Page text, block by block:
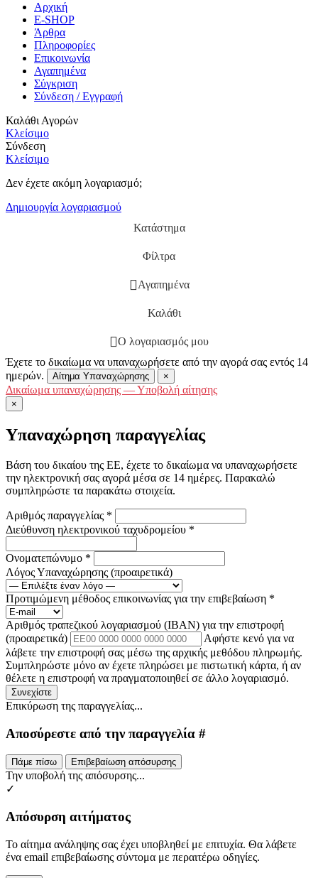
Αρχική
E-SHOP
Άρθρα
Πληροφορίες
Επικοινωνία
Αγαπημένα
Σύγκριση
Σύνδεση / Εγγραφή
Καλάθι Αγορών
Κλείσιμο
Σύνδεση
Κλείσιμο
Δεν έχετε ακόμη λογαριασμό;
Δημιουργία λογαριασμού
Κατάστημα
Φίλτρα
Αγαπημένα
Καλάθι
Ο λογαριασμός μου
Έχετε το δικαίωμα να υπαναχωρήσετε από την αγορά σας εντός 14
ημερών.
Αίτημα Υπαναχώρησης ×
Δικαίωμα υπαναχώρησης — Υποβολή αίτησης
×
Υπαναχώρηση παραγγελίας
Βάση του δικαίου της ΕΕ, έχετε το δικαίωμα να υπαναχωρήσετε
την ηλεκτρονική σας αγορά μέσα σε 14 ημέρες. Παρακαλώ
συμπληρώστε τα παρακάτω στοιχεία.
Αριθμός παραγγελίας *
Διεύθυνση ηλεκτρονικού ταχυδρομείου *
Ονοματεπώνυμο *
Λόγος Υπαναχώρησης (προαιρετικά)
Προτιμώμενη μέθοδος επικοινωνίας για την επιβεβαίωση *
Αριθμός τραπεζικού λογαριασμού (IBAN) για την επιστροφή
(προαιρετικά)
Αφήστε κενό για να
λάβετε την επιστροφή σας μέσω της αρχικής μεθόδου πληρωμής.
Συμπληρώστε μόνο αν έχετε πληρώσει με πιστωτική κάρτα, ή αν
θέλετε η επιστροφή να πραγματοποιηθεί σε άλλο λογαριασμό.
Συνεχίστε
Επικύρωση της παραγγελίας...
Αποσύρεστε από την παραγγελία #
Πάμε πίσω Επιβεβαίωση απόσυρσης
Την υποβολή της απόσυρσης...
✓
Απόσυρση αιτήματος
Το αίτημα ανάληψης σας έχει υποβληθεί με επιτυχία. Θα λάβετε
ένα email επιβεβαίωσης σύντομα με περαιτέρω οδηγίες.